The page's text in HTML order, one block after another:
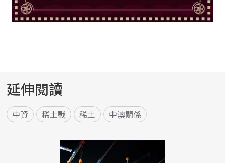
延伸閱讀
中資 稀土戰 稀土 中澳關係